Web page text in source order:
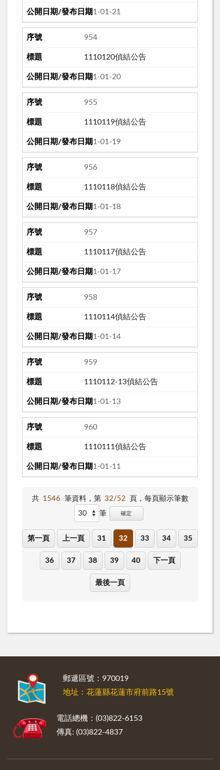
111-01-21
954
1110120偵結公告
111-01-20
955
1110119偵結公告
111-01-19
956
1110118偵結公告
111-01-18
957
1110117偵結公告
111-01-17
958
1110114偵結公告
111-01-14
959
1110112-13偵結公告
111-01-13
960
1110111偵結公告
111-01-11
共 1546 筆資料，第 32/52 頁， 每頁顯示筆數
筆
確定
第一頁 上一頁 31 32 33 34 35
36 37 38 39 40 下一頁
最後一頁
郵遞區號：970019
地址：花蓮縣花蓮市府前路15號
電話總機：(03)822-6153
傳真: (03)822-4837